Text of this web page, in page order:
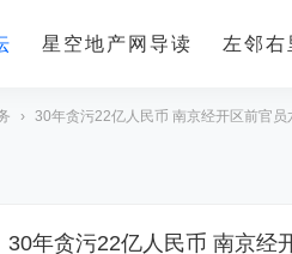
星空地产网导读 左邻右
› 30年贪污22亿人民币 南京经开区前官员
30年贪污22亿人民币 南京经